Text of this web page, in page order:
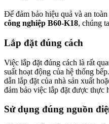
Để đảm bảo hiệu quả và an
công nghiệp B60-K18, chúng
Lắp đặt đúng cách
Việc lắp đặt đúng cách là rất
suất hoạt động của hệ thống
dẫn lắp đặt của nhà sản xuất
đảm bảo việc lắp đặt được thực
Sử dụng đúng nguồn